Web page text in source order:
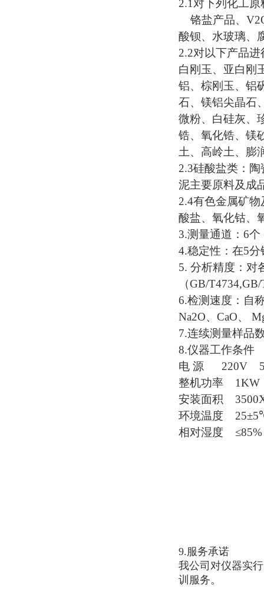
2.1 对下列化工
铬盐产品、
酸钡、水玻璃、
2.2对以下产品进
白刚玉、亚白刚
铝、棕刚玉、铝
石、镁铝尖晶石
微粉、白硅灰、
锆、氧化锆、镁
土、高岭土、膨
2.3硅酸盐类：
泥主要原料及成
2.4有色金属矿
酸盐、氧化钴、
3.测量通道： 6个
4.稳定性：在5分
5. 分析精度：对
（GB/
6.检测速度：自
Na2O、 CaO、
7.连续测量样品
8.仪器工作条件
电 源
220V
整机功率
1KW
安装面积
环境温度
25±5
相对湿度 ≤85%
9.服务承诺
我公司对仪器实
训服务。